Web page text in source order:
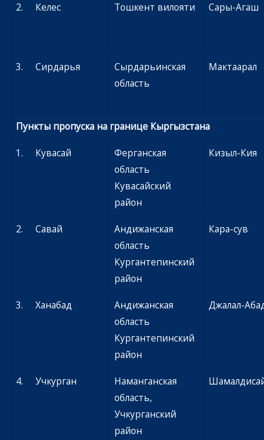
2. Келес Тошкент вилояти Сары-Агаш
3. Сирдарья
Сырдарьинская
область
Мактаарал
Пункты пропуска на границе Кыргызстана
1. Кувасай
Ферганская
область
Кувасайский
район
Кизыл-Кия
2. Савай
Андижанская
область
Кургантепинский
район
Кара-сув
3. Ханабад
Андижанская
область
Кургантепинский
район
Джалал-
4. Учкурган
Наманганская
область,
Учкурганский
район